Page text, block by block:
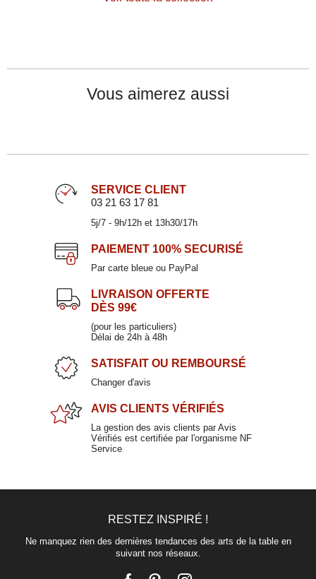
Flûte à champagne 21cl
10,50 €
Verre à cognac 46.5cl
BARELY
Vous aimerez aussi
Verre à Gin 80cl
ATOS
13,90 €
SERVICE CLIENT
03 21 63 17 81
5j/7 - 9h/12h et 13h30/17h
PAIEMENT 100% SECURISÉ
Par carte bleue ou PayPal
LIVRAISON OFFERTE
DÈS 99€
(pour les particuliers)
Délai de 24h à 48h
SATISFAIT OU REMBOURSÉ
Changer d'avis
AVIS CLIENTS VÉRIFIÉS
La gestion des avis clients par Avis
Vérifiés est certifiée par l'organisme NF
Service
RESTEZ INSPIRÉ !
Ne manquez rien des dernières tendances des arts de la table en
suivant nos réseaux.